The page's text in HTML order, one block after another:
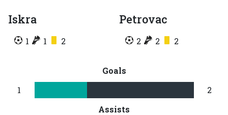
Iskra
1 1 2
Petrovac
2 2 2
Goals
1
2
Assists